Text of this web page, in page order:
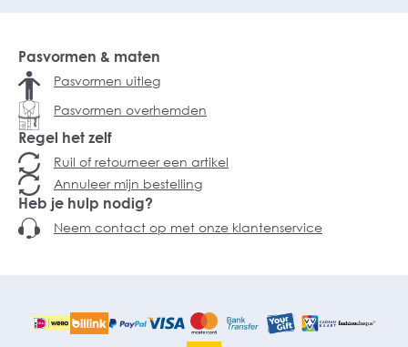
Pasvormen & maten
Pasvormen uitleg
Pasvormen overhemden
Regel het zelf
Ruil of retourneer een artikel
Annuleer mijn bestelling
Heb je hulp nodig?
Neem contact op met onze klantenservice